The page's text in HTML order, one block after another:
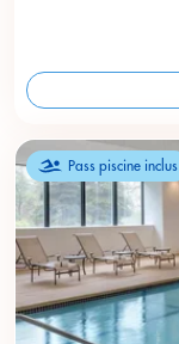
Pass piscine inclus